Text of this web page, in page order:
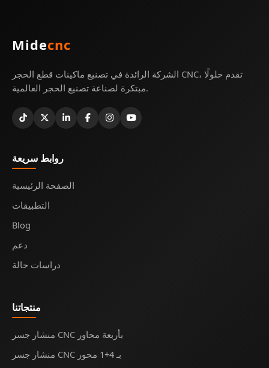
Midecnc
الشركة الرائدة في تصنيع ماكينات قطع الحجر CNC، تقدم حلولًا
مبتكرة لصناعة تصنيع الحجر العالمية.
روابط سريعة
الصفحة الرئيسية
التطبيقات
Blog
دعم
دراسات حالة
منتجاتنا
منشار جسر CNC بأربعة محاور
منشار جسر CNC بـ 4+1 محور